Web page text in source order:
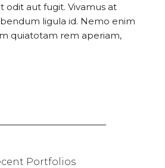
SUR LE PROJET « PLURI-
DE SOI
SUR LES PHOTOS DE
odit aut fugit. Vivamus at
ligula id. Nemo enim
quiatotam rem aperiam,
Portfolios